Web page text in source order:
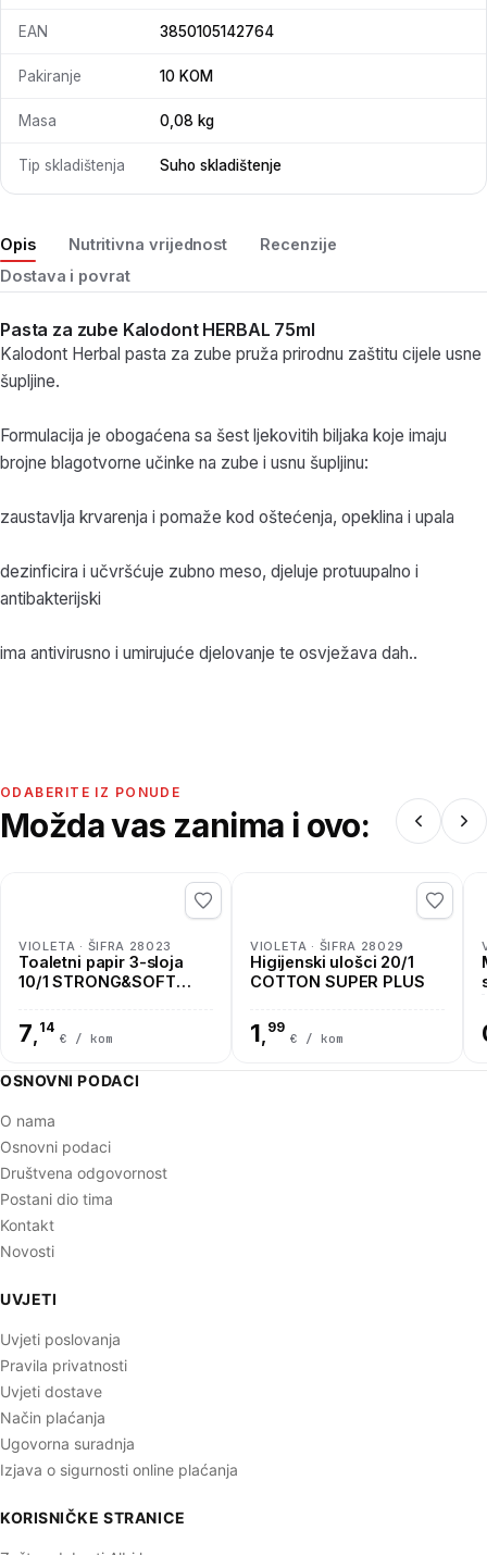
Opis Nutritivna vrijednost
Recenzije
Dostava i povrat
Pasta za zube Kalodont HERBAL 75ml
Kalodont Herbal pasta za zube pruža prirodnu zaštitu cijele usne
šupljine.
Formulacija je obogaćena sa šest ljekovitih biljaka koje imaju
brojne blagotvorne učinke na zube i usnu šupljinu:
zaustavlja krvarenja i pomaže kod oštećenja, opeklina i upala
dezinficira i učvršćuje zubno meso, djeluje protuupalno i
antibakterijski
ima antivirusno i umirujuće djelovanje te osvježava dah..
EAN 3850105142764
Pakiranje 10 KOM
Masa 0,08 kg
Tip skladištenja Suho skladištenje
ODABERITE IZ PONUDE
Možda vas zanima i ovo:
VIOLETA · ŠIFRA 28023
Toaletni papir 3-sloja
10/1 STRONG&SOFT
7, 14
€ / kom
VIOLETA · ŠIFRA 28029
Higijenski ulošci 20/1
COTTON SUPER PLUS
1, 99
€ / kom
OSNOVNI PODACI
O nama
Osnovni podaci
Društvena odgovornost
Postani dio tima
Kontakt
Novosti
UVJETI
Uvjeti poslovanja
Pravila privatnosti
Uvjeti dostave
Način plaćanja
Ugovorna suradnja
Izjava o sigurnosti online plaćanja
KORISNIČKE STRANICE